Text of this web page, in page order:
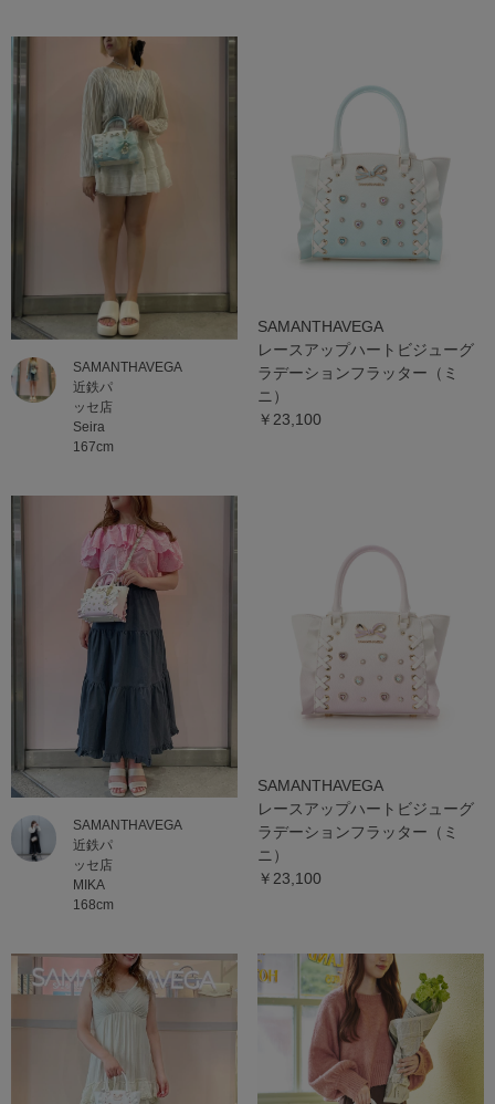
SAMANTHAVEGA
近鉄パ
ッセ店
Seira
167cm
SAMANTHAVEGA
レースアップハートビジューグ
ラデーションフラッター（ミ
ニ）
￥23,100
SAMANTHAVEGA
近鉄パ
ッセ店
MIKA
168cm
SAMANTHAVEGA
レースアップハートビジューグ
ラデーションフラッター（ミ
ニ）
￥23,100